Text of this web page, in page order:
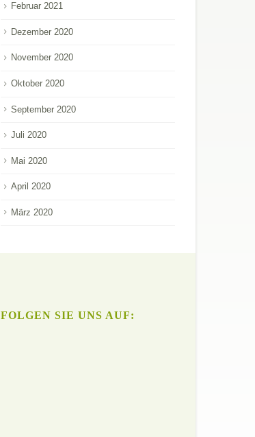
Februar 2021
Dezember 2020
November 2020
Oktober 2020
September 2020
Juli 2020
Mai 2020
April 2020
März 2020
FOLGEN SIE UNS AUF: